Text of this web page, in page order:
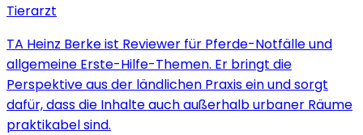
Tierarzt
TA Heinz Berke ist Reviewer für Pferde-Notfälle und
allgemeine Erste-Hilfe-Themen. Er bringt die
Perspektive aus der ländlichen Praxis ein und sorgt
dafür, dass die Inhalte auch außerhalb urbaner Räume
praktikabel sind.